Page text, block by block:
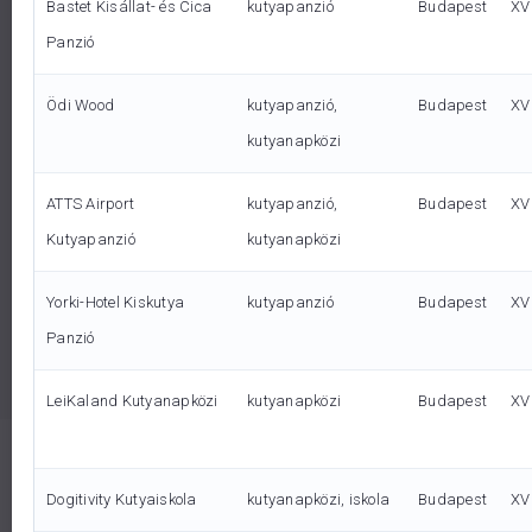
Bastet Kisállat- és Cica
Panzió
kutyapanzió Budapest
Ödi Wood
kutyapanzió,
kutyanapközi
Budapest
ATTS Airport
Kutyapanzió
kutyapanzió,
kutyanapközi
Budapest
Yorki-Hotel Kiskutya
Panzió
kutyapanzió Budapest
LeiKaland Kutyanapközi kutyanapközi Budapest
Dogitivity Kutyaiskola kutyanapközi, iskola Budapest